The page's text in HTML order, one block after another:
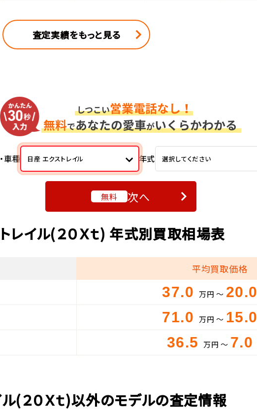
査定実績をもっと見る
車種 日産 エクストレイル 年式 選択してください
無料 次へ
レイル(２０Ｘｔ) 年式別買取相場表
平均買取価格
37.0 万円 ～ 20.0
71.0 万円 ～ 15.0
36.5 万円 ～ 7.0
(２０Ｘｔ)以外のモデルの査定情報